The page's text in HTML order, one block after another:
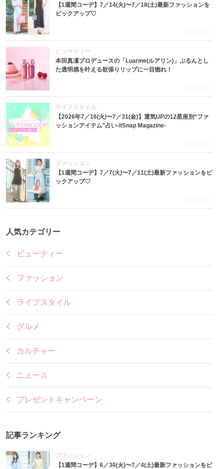
【1週間コーデ】7／14(火)〜7／18(土)最新ファッションを
ピックアップ♡
2026.7.23
ビューティー
本田真凜プロデュースの「Luarine(ルアリン)」ぷるんとし
た透明感を叶える欲張りリップに一目惚れ！
2026.7.22
ライフスタイル
【2026年7／16(火)〜7／31(金)】運気UPの12星座別“ファ
ッションアイテム”占い-itSnap Magazine-
2026.7.16
ファッション
【1週間コーデ】7／7(火)〜7／11(土)最新ファッションをピ
ックアップ♡
2026.7.15
人気カテゴリー
ビューティー
ファッション
ライフスタイル
グルメ
カルチャー
ニュース
プレゼントキャンペーン
記事ランキング
ファッション
【1週間コーデ】6／30(火)〜7／4(土)最新ファッションをピ